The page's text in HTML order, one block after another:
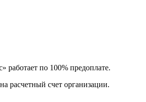
работает по 100% предоплате.
расчетный счет организации.